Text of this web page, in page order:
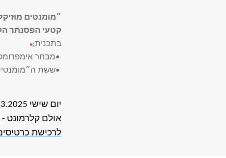
״מומנטים
קטעי הפסנתר
בתכנית:
:
•מבחר אימפרומפטי אופ. 90/142
•ששת ה״מומנטים
יום שישי 21.03.2025 בשעה 11:00
אולם קלרמונט
לרכישת